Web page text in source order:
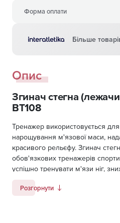
Форма оплати
Більше
Опис
Згинач стегна
BT108
Тренажер використовується
нарощування м'язової маси,
красивого рельєфу. Згинач
обов'язкових тренажерів
успішно тренувати м'язи ніг,
Спектр використання
Розгорнути